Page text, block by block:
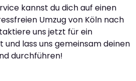
kannst du dich auf einen
Umzug von Köln nach
uns jetzt für ein
lass uns gemeinsam deinen
durchführen!